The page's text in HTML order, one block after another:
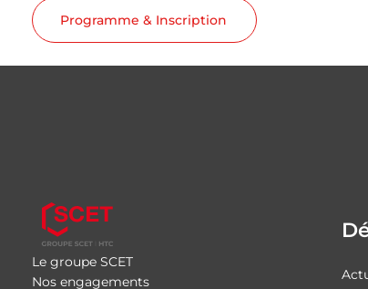
Programme & Inscription
Le groupe SCET
Nos engagements